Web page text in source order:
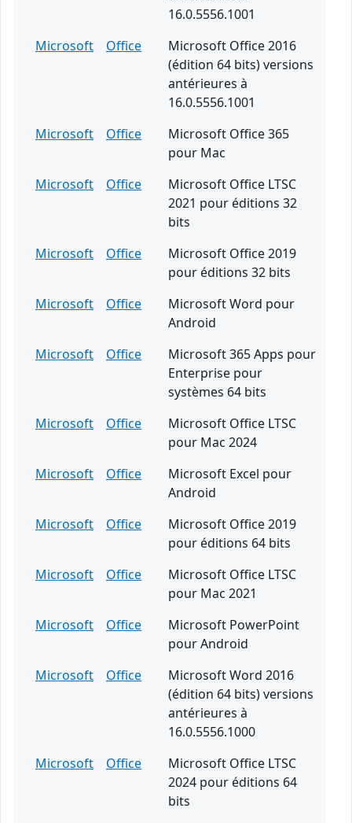
16.0.5556.1001
Microsoft
Office
Microsoft Office 2016
(édition 64 bits) versions
antérieures à
16.0.5556.1001
Microsoft
Office
Microsoft Office 365
pour Mac
Microsoft
Office
Microsoft Office LTSC
2021 pour éditions 32
bits
Microsoft
Office
Microsoft Office 2019
pour éditions 32 bits
Microsoft
Office
Microsoft Word pour
Android
Microsoft
Office
Microsoft 365 Apps pour
Enterprise pour
systèmes 64 bits
Microsoft
Office
Microsoft Office LTSC
pour Mac 2024
Microsoft
Office
Microsoft Excel pour
Android
Microsoft
Office
Microsoft Office 2019
pour éditions 64 bits
Microsoft
Office
Microsoft Office LTSC
pour Mac 2021
Microsoft
Office
Microsoft PowerPoint
pour Android
Microsoft
Office
Microsoft Word 2016
(édition 64 bits) versions
antérieures à
16.0.5556.1000
Microsoft
Office
Microsoft Office LTSC
2024 pour éditions 64
bits